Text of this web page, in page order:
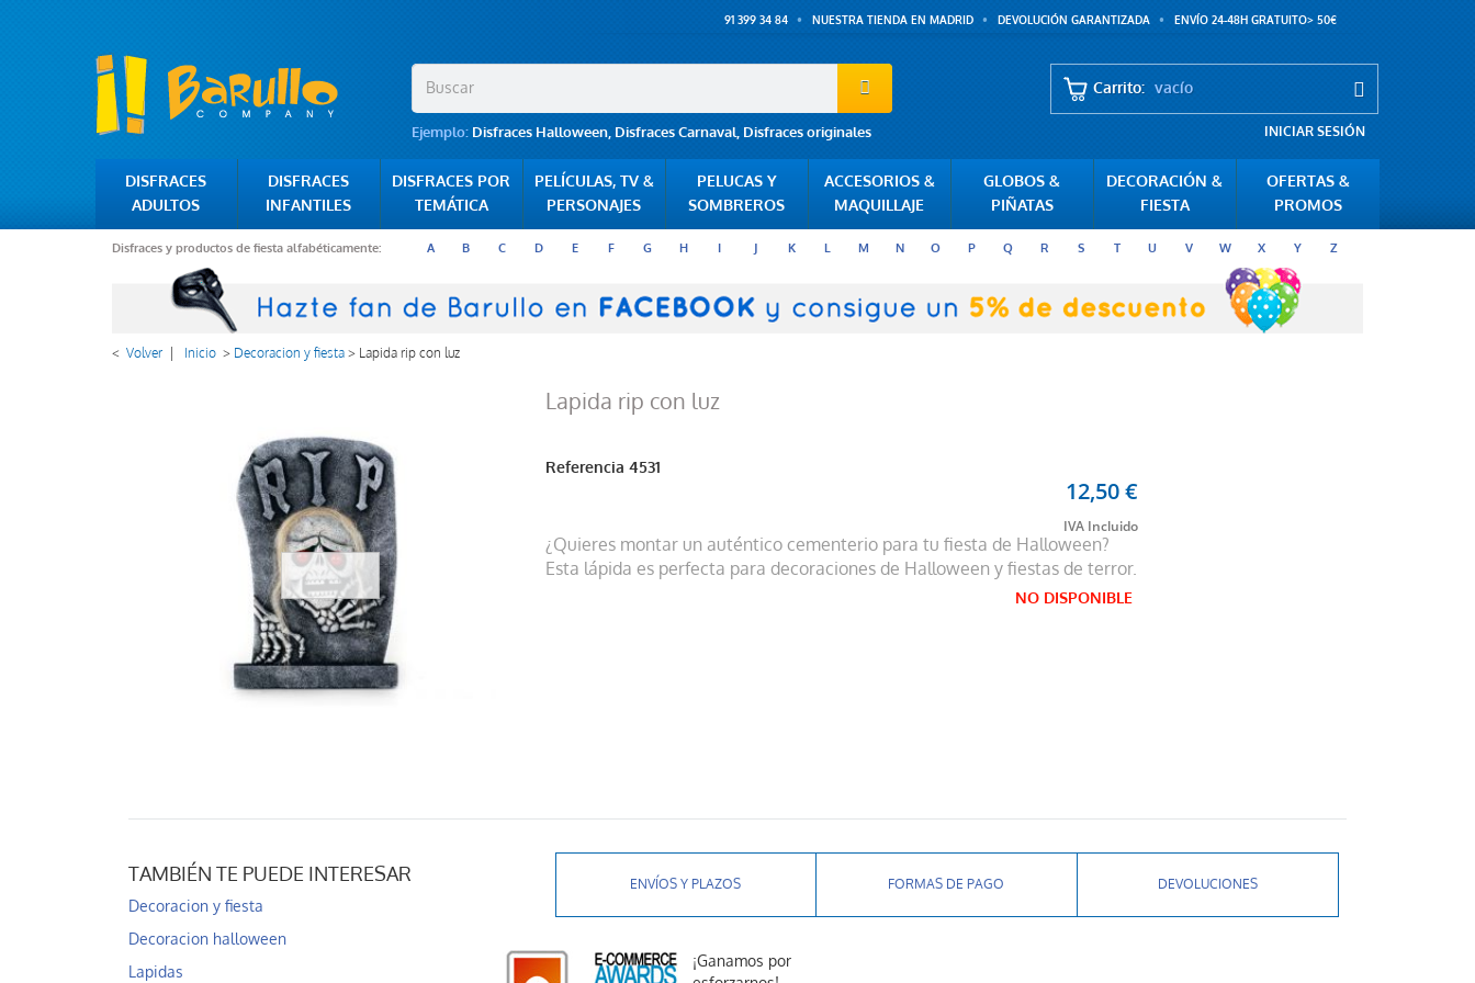
91 399 34 84 NUESTRA TIENDA EN MADRID DEVOLUCIÓN GARANTIZADA ENVÍO 24-48H GRATUITO> 50€
Ejemplo: Disfraces Halloween, Disfraces Carnaval, Disfraces originales
Carrito: vacío
INICIAR SESIÓN
DISFRACES
ADULTOS
DISFRACES
INFANTILES
DISFRACES POR
TEMÁTICA
PELÍCULAS, TV &
PERSONAJES
PELUCAS Y
SOMBREROS
ACCESORIOS &
MAQUILLAJE
GLOBOS &
PIÑATAS
DECORACIÓN &
FIESTA
OFERTAS &
PROMOS
Disfraces y productos de fiesta alfabéticamente: A B C D E F G H I J K L M N O P Q R S T U V W X Y Z
< Volver Inicio > Decoracion y fiesta> Lapida rip con luz
Lapida rip con luz
Referencia 4531
12,50 €
¿Quieres montar un auténtico cementerio para tu fiesta de Halloween?
Esta lápida es perfecta para decoraciones de Halloween y fiestas de terror.
NO DISPONIBLE
TAMBIÉN TE PUEDE INTERESAR
Decoracion y fiesta
Decoracion halloween
Lapidas
ENVÍOS Y PLAZOS FORMAS DE PAGO DEVOLUCIONES
¡Ganamos por